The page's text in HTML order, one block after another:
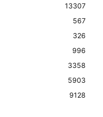
13307
567
326
996
3358
5903
9128